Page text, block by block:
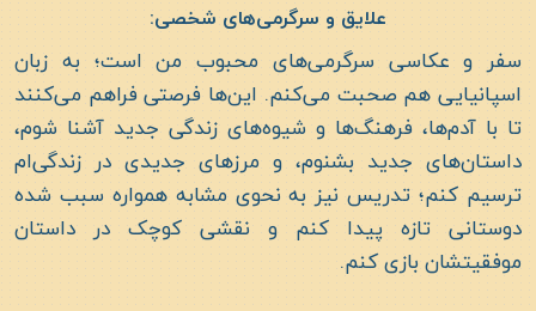
علایق و سرگرمی‌های شخصی:
سفر و عکاسی سرگرمی‌های محبوب من است؛ به زبان
اسپانیایی هم صحبت می‌کنم. این‌ها فرصتی فراهم می‌کنند
تا با آدم‌ها، فرهنگ‌ها و شیوه‌های زندگی جدید آشنا شوم،
داستان‌های جدید بشنوم، و مرزهای جدیدی در زندگی‌ام
ترسیم کنم؛ تدریس نیز به نحوی مشابه همواره سبب شده
دوستانی تازه پیدا کنم و نقشی کوچک در داستان
موفقیتشان بازی کنم.